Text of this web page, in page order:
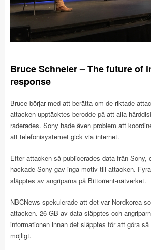
Bruce Schneier – The future of
response
Bruce börjar med att berätta om de riktade
attacken upptäcktes berodde på att alla
raderades. Sony hade även problem att
att telefonisystemet gick via internet.
Efter attacken så publicerades data från Sony,
hackade Sony gav inga motiv till attacken.
släpptes av angriparna på Bittorrent-nätverket.
NBCNews spekulerade att det var Nordkorea
attacken. 26 GB av data släpptes och
informationen innan det släpptes för att göra
möjligt.